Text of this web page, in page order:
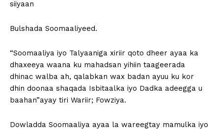
siiyaan
Bulshada Soomaaliyeed.
“Soomaaliya iyo Talyaaniga xiriir qoto dheer ayaa ka
dhaxeeya waana ku mahadsan yihiin taageerada
dhinac walba ah, qalabkan wax badan ayuu ku kor
dhin doonaa shaqada Isbitaalka iyo Dadka adeegga u
baahan”ayay tiri Wariir; Fowziya.
Dowladda Soomaaliya ayaa la wareegtay mamulka iyo